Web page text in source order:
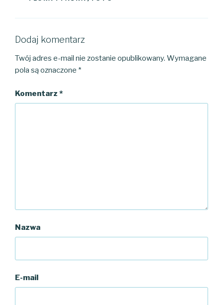
Dodaj komentarz
Twój adres e-mail nie zostanie opublikowany. Wymagane
pola są oznaczone *
Komentarz *
Nazwa
E-mail